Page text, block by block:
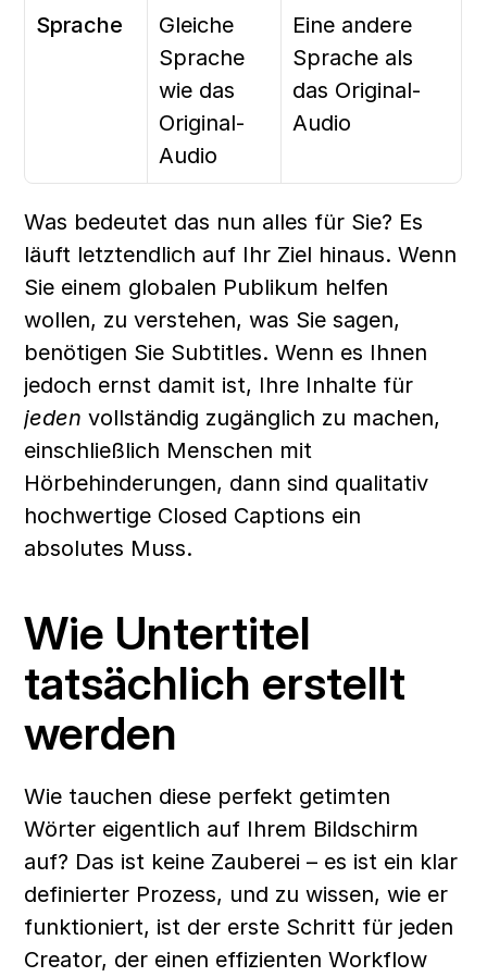
Sprache
Gleiche
Sprache
wie das
Original-
Audio
Eine andere
Sprache als
das Original-
Audio
Was bedeutet das nun alles für Sie? Es
läuft letztendlich auf Ihr Ziel hinaus. Wenn
Sie einem globalen Publikum helfen
wollen, zu verstehen, was Sie sagen,
benötigen Sie Subtitles. Wenn es Ihnen
jeden vollständig zugänglich zu machen,
einschließlich Menschen mit
Hörbehinderungen, dann sind qualitativ
hochwertige Closed Captions ein
absolutes Muss.
Wie Untertitel
tatsächlich erstellt
werden
Wie tauchen diese perfekt getimten
Wörter eigentlich auf Ihrem Bildschirm
auf? Das ist keine Zauberei – es ist ein klar
definierter Prozess, und zu wissen, wie er
funktioniert, ist der erste Schritt für jeden
Creator, der einen effizienten Workflow